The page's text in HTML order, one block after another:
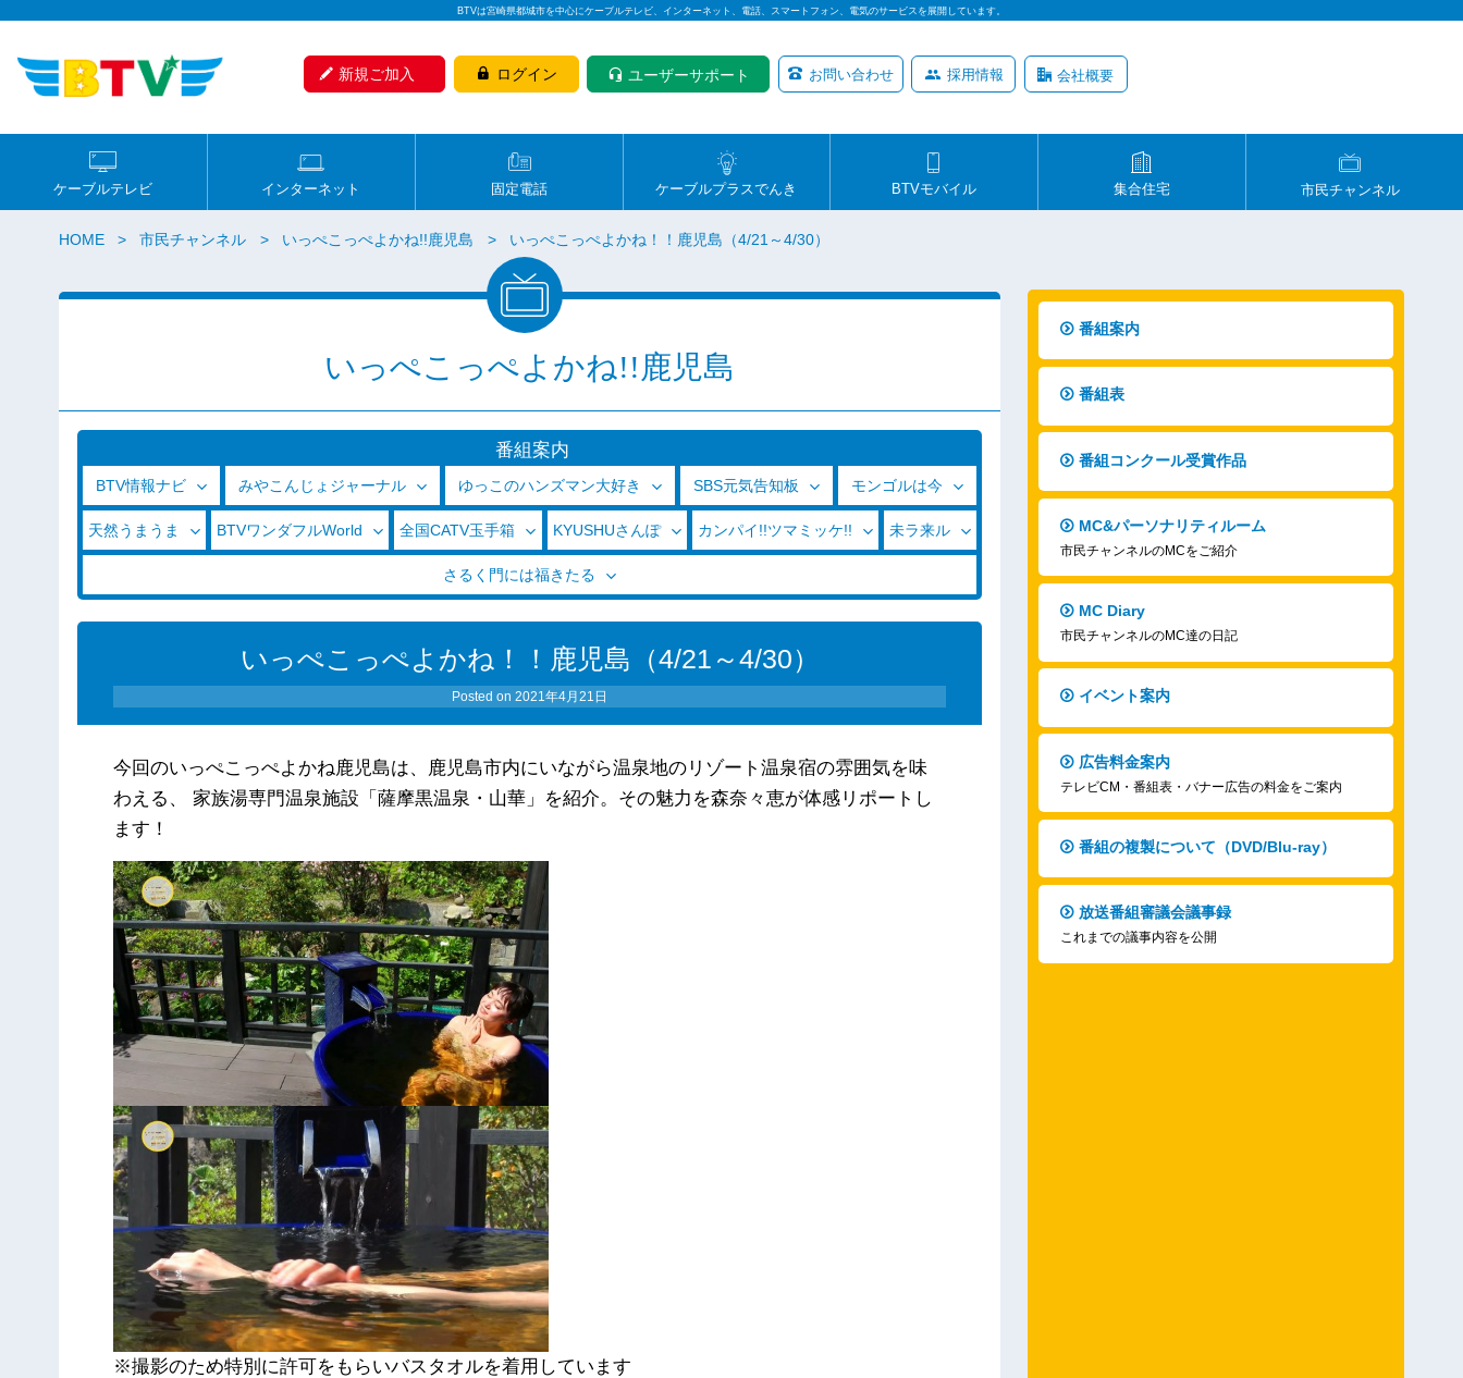
BTVは宮崎県都城市を中心にケーブルテレビ、インターネット、電話、スマートフォン、電気のサービスを展開しています。
新規ご加入 ログイン ユーザーサポート お問い合わせ 採用情報 会社概要
ケーブルテレビ インターネット 固定電話 ケーブルプラスでんき BTVモバイル 集合住宅 市民チャンネル
HOME 市民チャンネル いっぺこっぺよかね!!鹿児島 いっぺこっぺよかね！！鹿児島（4/21～4/30）
いっぺこっぺよかね!!鹿児島
番組案内
BTV情報ナビ みやこんじょジャーナル ゆっこのハンズマン大好き SBS元気告知板 モンゴルは今
天然うまうま BTVワンダフルWorld 全国CATV玉手箱 KYUSHUさんぽ カンパイ!!ツマミッケ!! 未ラ来ル
さるく門には福きたる
いっぺこっぺよかね！！鹿児島（4/21～4/30）
Posted on2021年4月21日
今回のいっぺこっぺよかね鹿児島は、鹿児島市内にいながら温泉地のリゾート温泉宿の雰囲気を味
わえる、 家族湯専門温泉施設「薩摩黒温泉・山華」を紹介。その魅力を森奈々恵が体感リポートし
ます！
※撮影のため特別に許可をもらいバスタオルを着用しています
番組案内
番組表
番組コンクール受賞作品
MC&パーソナリティルーム
市民チャンネルのMCをご紹介
MC Diary
市民チャンネルのMC達の日記
イベント案内
広告料金案内
テレビCM・番組表・バナー広告の料金をご案内
番組の複製について（DVD/Blu-ray）
放送番組審議会議事録
これまでの議事内容を公開